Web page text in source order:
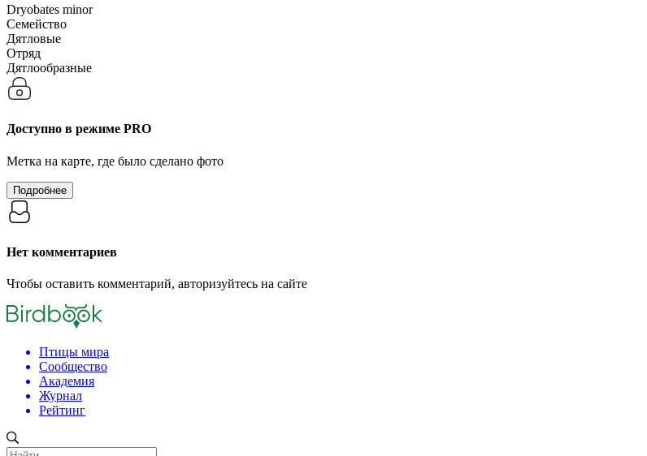
Dryobates minor
Семейство
Дятловые
Отряд
Дятлообразные
Доступно в режиме PRO
Метка на карте, где было сделано фото
Подробнее
Нет комментариев
Чтобы оставить комментарий, авторизуйтесь на сайте
Птицы мира
Сообщество
Академия
Журнал
Рейтинг